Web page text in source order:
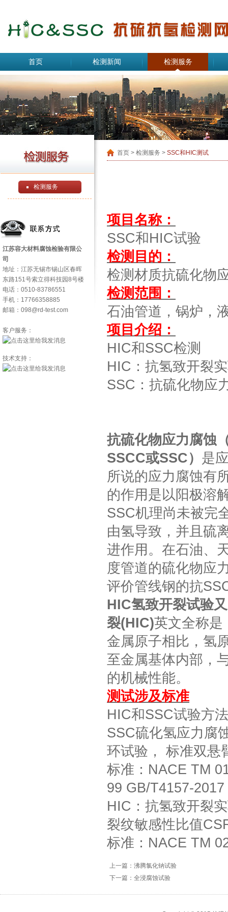
首页 检测新闻 检测服务
检测服务
江苏容大材料腐蚀检验有限公
司
地址：江苏无锡市锡山区春晖
东路151号索立得科技园8号楼
电话：0510-83786551
手机：17766358885
邮箱：098@rd-test.com
客户服务：
技术支持：
首页 > 检测服务 > SSC和HIC测试
项目名称：
SSC和HIC试验
检测目的：
检测材质抗硫化物
检测范围：
石油管道，锅炉，
项目介绍：
HIC和SSC检测
HIC：抗氢致开裂
SSC：抗硫化物应
抗硫化物应力腐
SSCC或SSC） 是
所说的应力腐蚀有
的作用是以阳极溶
SSC机理尚未被完
由氢导致，并且硫
进作用。在石油、
度管道的硫化物应
评价管线钢的抗
HIC氢致开裂试验
裂(HIC)英文全称是
金属原子相比，氢
至金属基体内部，
的机械性能。
测试涉及标准
HIC和SSC试验方
SSC硫化氢应力腐
环试验， 标准双悬
标准：NACE TM
99 GB/T4157-
HIC：抗氢致开裂
裂纹敏感性比值
标准：NACE TM
上一篇：沸腾氯化钠试验
下一篇：全浸腐蚀试验